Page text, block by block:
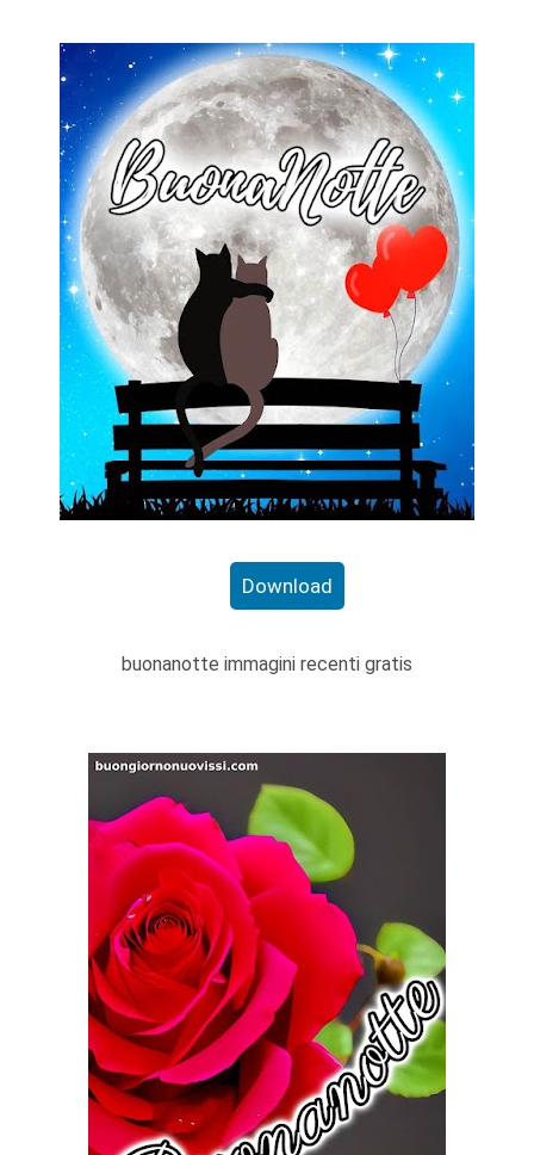
Download
buonanotte immagini recenti gratis